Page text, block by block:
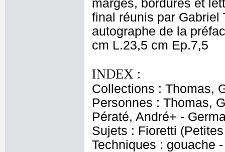
marges, bordures et
final réunis par Gabriel
autographe de la
cm L.23,5 cm Ep.7,5
INDEX :
Collections : Thomas,
Personnes : Thomas,
Pératé, André+ -
Sujets : Fioretti
Techniques : gouache